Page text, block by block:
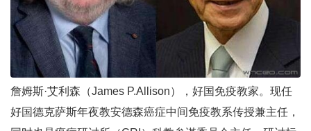
詹姆斯·艾利森（James P.Allison），好国免疫教家。现任
好国德克萨斯年夜教安德森癌症中间免疫教系传授兼主任，